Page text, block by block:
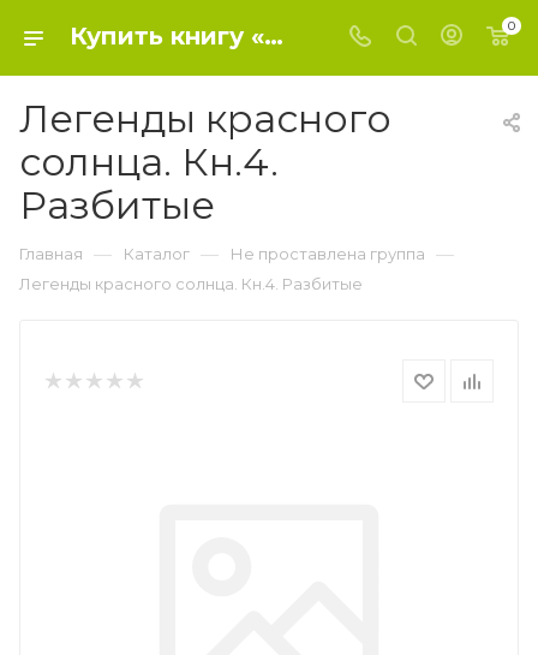
Купить книгу «Легенды красного солнца. Кн.4. Разбитые» 2016, Ньютон М.Ч. - Не проставлена группа 0
Легенды красного
солнца. Кн.4.
Разбитые
Главная — Каталог — Не проставлена группа —
Легенды красного солнца. Кн.4. Разбитые